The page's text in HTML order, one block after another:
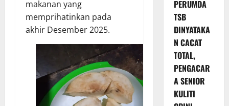
makanan yang
memprihatinkan pada
akhir Desember 2025.
PERUMDA
TSB
DINYATAKA
N CACAT
TOTAL,
PENGACAR
A SENIOR
KULITI